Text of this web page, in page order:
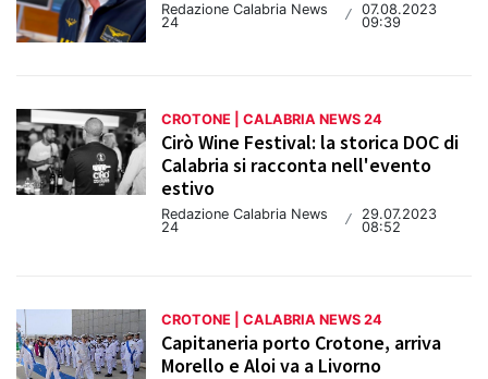
Redazione Calabria News
24
/
07.08.2023
09:39
CROTONE | CALABRIA NEWS 24
Cirò Wine Festival: la storica DOC di
Calabria si racconta nell'evento
estivo
Redazione Calabria News
24
/
29.07.2023
08:52
CROTONE | CALABRIA NEWS 24
Capitaneria porto Crotone, arriva
Morello e Aloi va a Livorno